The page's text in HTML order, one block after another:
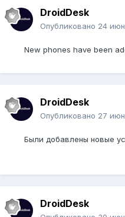
DroidDesk
Опубликовано 24
New phones have been
DroidDesk
Опубликовано 27
Были добавлены новые
DroidDesk